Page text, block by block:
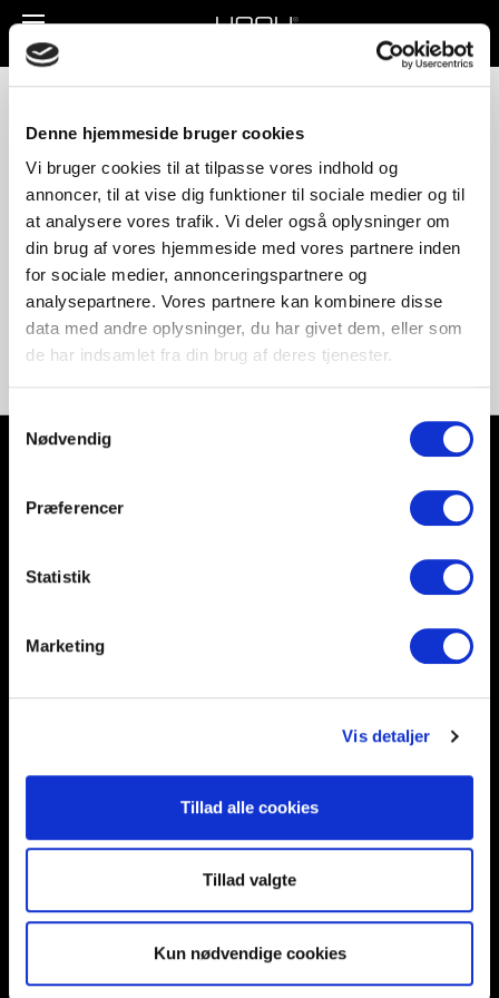
Denne hjemmeside bruger cookies
Vi bruger cookies til at tilpasse vores indhold og
annoncer, til at vise dig funktioner til sociale medier og til
at analysere vores trafik. Vi deler også oplysninger om
din brug af vores hjemmeside med vores partnere inden
for sociale medier, annonceringspartnere og
analysepartnere. Vores partnere kan kombinere disse
data med andre oplysninger, du har givet dem, eller som
de har indsamlet fra din brug af deres tjenester.
Samtykkevalg
Nødvendig
Præferencer
Statistik
Marketing
Vis detaljer
Tillad alle cookies
Tillad valgte
Kun nødvendige cookies
Toggle
navigation